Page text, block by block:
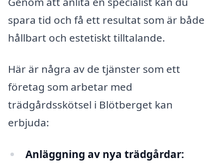
spara tid och få ett resultat som är både
hållbart och estetiskt tilltalande.
Här är några av de tjänster som ett
företag som arbetar med
trädgårdsskötsel i Blötberget kan
erbjuda:
Anläggning av nya trädgårdar: